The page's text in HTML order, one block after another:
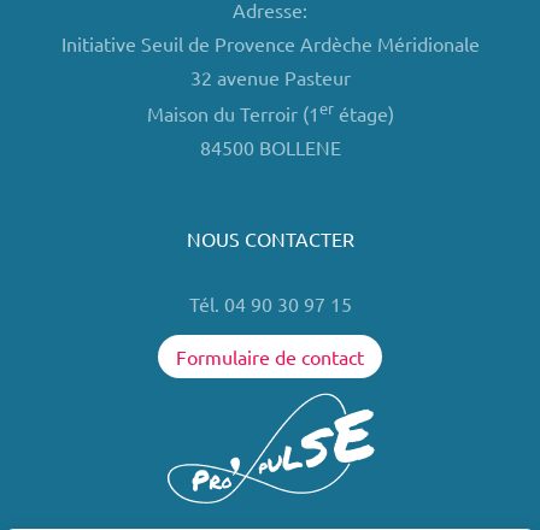
Adresse:
Initiative Seuil de Provence Ardèche Méridionale
32 avenue Pasteur
Maison du Terroir (1erétage)
84500 BOLLENE
NOUS CONTACTER
Tél. 04 90 30 97 15
Formulaire de contact